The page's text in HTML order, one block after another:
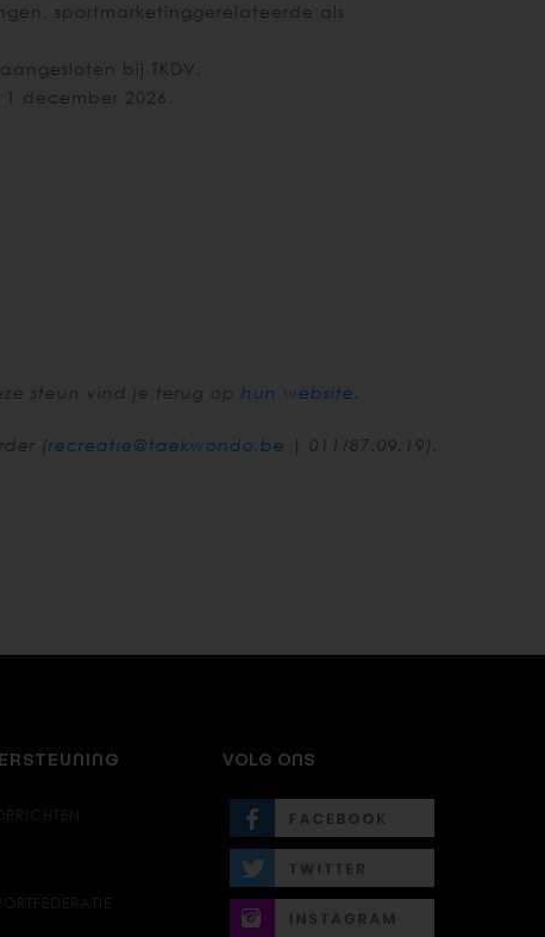
sportmarketinggerelateerde als
bij TKDV.
december 2026.
steun vind je terug op hun website.
(recreatie@taekwondo.be | 011/87.09.19).
VOLG ONS